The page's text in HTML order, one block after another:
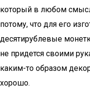
который в любом
потому, что для его
десятирублевые
не придется своими
каким-то образом
хорошо.